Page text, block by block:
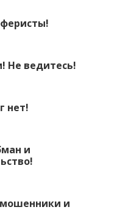
Не ведитесь!
нет!
и
и